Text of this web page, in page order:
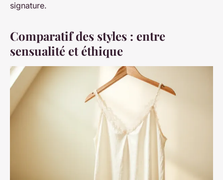
signature.
Comparatif des styles : entre
sensualité et éthique